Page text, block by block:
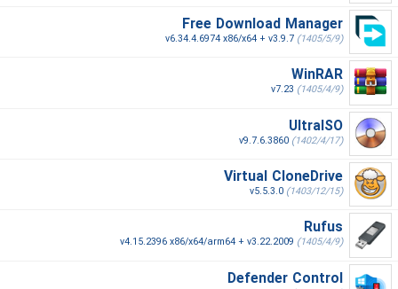
Free Download Manager
v6.34.4.6974 x86/x64 + v3.9.7 (1405/5/9)
WinRAR
v7.23 (1405/4/9)
UltraISO
v9.7.6.3860 (1402/4/17)
Virtual CloneDrive
v5.5.3.0 (1403/12/15)
Rufus
v4.15.2396 x86/x64/arm64 + v3.22.2009 (1405/4/9)
Defender Control